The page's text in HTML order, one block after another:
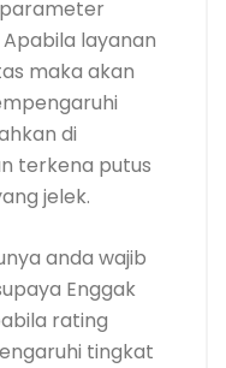
layanan
maka akan
di
terkena putus
jelek.
anda wajib
Enggak
rating
tingkat